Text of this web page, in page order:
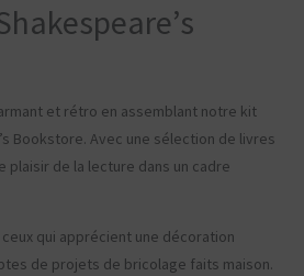
et rétro en assemblant notre kit
Bookstore. Avec une sélection de livres
plaisir de la lecture dans un cadre
qui apprécient une décoration
de projets de bricolage faits maison.